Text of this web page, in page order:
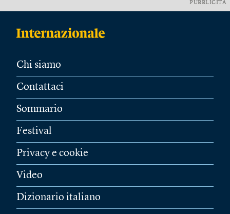
PUBBLICITÀ
Chi siamo
Contattaci
Sommario
Festival
Privacy e cookie
Video
Dizionario italiano